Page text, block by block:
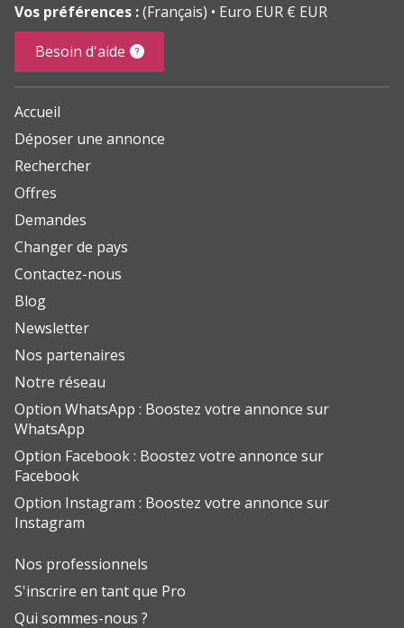
Vos préférences :(Français)
Euro EUR € EUR
Besoin d'aide
Accueil
Déposer une annonce
Rechercher
Offres
Demandes
Changer de pays
Contactez-nous
Blog
Newsletter
Nos partenaires
Notre réseau
Option WhatsApp : Boostez votre annonce sur
WhatsApp
Option Facebook : Boostez votre annonce sur
Facebook
Option Instagram : Boostez votre annonce sur
Instagram
Nos professionnels
S'inscrire en tant que Pro
Qui sommes-nous ?